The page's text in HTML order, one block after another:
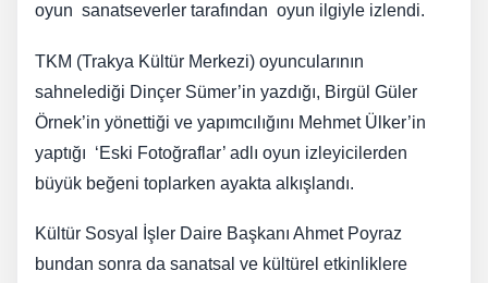
oyun sanatseverler tarafından oyun ilgiyle izlendi.
TKM (Trakya Kültür Merkezi) oyuncularının
sahnelediği Dinçer Sümer’in yazdığı, Birgül Güler
Örnek’in yönettiği ve yapımcılığını Mehmet Ülker’in
yaptığı ‘Eski Fotoğraflar’ adlı oyun izleyicilerden
büyük beğeni toplarken ayakta alkışlandı.
Kültür Sosyal İşler Daire Başkanı Ahmet Poyraz
bundan sonra da sanatsal ve kültürel etkinliklere